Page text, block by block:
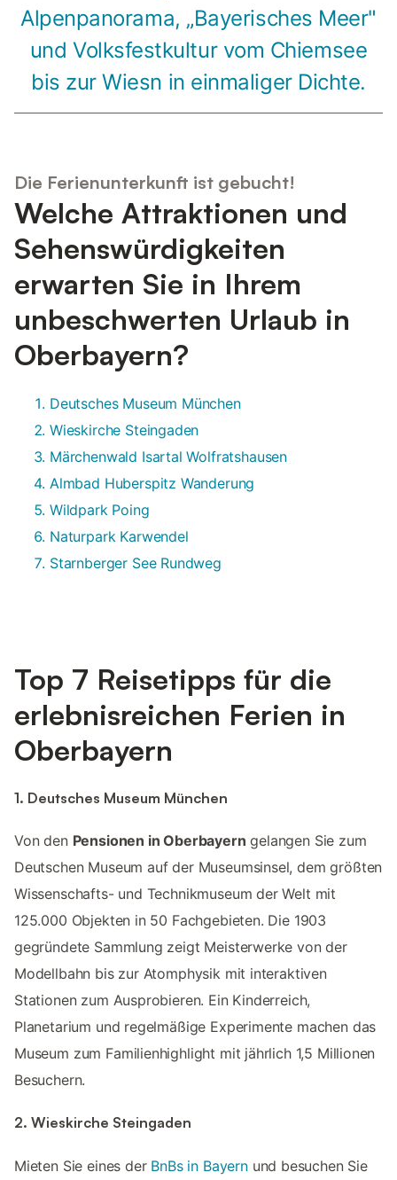
Alpenpanorama, „Bayerisches Meer"
und Volksfestkultur vom Chiemsee
bis zur Wiesn in einmaliger Dichte.
Die Ferienunterkunft ist gebucht!
Welche Attraktionen und
Sehenswürdigkeiten
erwarten Sie in Ihrem
unbeschwerten Urlaub in
Oberbayern?
Deutsches Museum München
Wieskirche Steingaden
Märchenwald Isartal Wolfratshausen
Almbad Huberspitz Wanderung
Wildpark Poing
Naturpark Karwendel
Starnberger See Rundweg
Top 7 Reisetipps für die
erlebnisreichen Ferien in
Oberbayern
1. Deutsches Museum München
Von den Pensionen in Oberbayern gelangen Sie zum
Deutschen Museum auf der Museumsinsel, dem größten
Wissenschafts- und Technikmuseum der Welt mit
125.000 Objekten in 50 Fachgebieten.​ Die 1903
gegründete Sammlung zeigt Meisterwerke von der
Modellbahn bis zur Atomphysik mit interaktiven
Stationen zum Ausprobieren.​ Ein Kinderreich,
Planetarium und regelmäßige Experimente machen das
Museum zum Familienhighlight mit jährlich 1,5 Millionen
Besuchern.​
2. Wieskirche Steingaden
Mieten Sie eines der BnBs in Bayernund besuchen Sie